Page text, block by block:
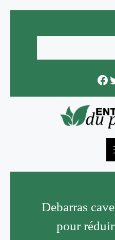
content
Debarras
pour